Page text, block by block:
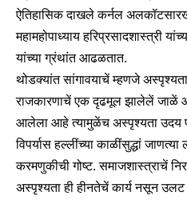
ऐतिहासिक दाखले कर्नल
महामहोपाध्याय हरिप्रसादशास्त्री
यांच्या ग्रंथांत आढळतात.
थोडक्यांत सांगावयाचें म्हणजे
राजकारणाचें एक दृढमूल झालेलें जाळें
आलेला आहे त्यामुळेंच अस्पृश्यता उदय
विपर्यास हल्लींच्या काळींसुद्धां
करमणुकीची गोष्ट. समाजशास्त्राचें
अस्पृश्यता ही हीनतेचें कार्य नसून